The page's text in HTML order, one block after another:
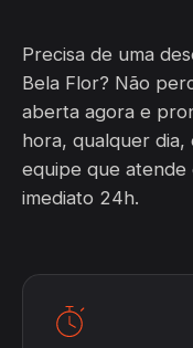
Precisa de uma
Bela Flor? Não
aberta agora e
hora, qualquer dia,
equipe que
imediato 24h.